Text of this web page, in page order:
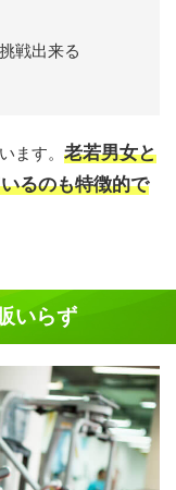
戦出来る
ます。 老若男女と
るのも特徴的で
いらず